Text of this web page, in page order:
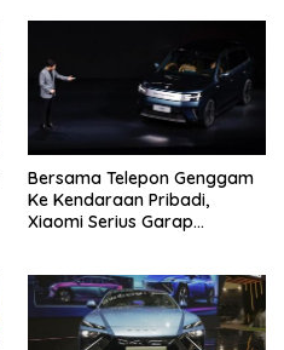
Bersama Telepon Genggam
Ke Kendaraan Pribadi,
Xiaomi Serius Garap